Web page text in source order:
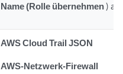
Name (Rolle übernehmen)
AWS Cloud Trail JSON
AWS-Netzwerk-Firewall